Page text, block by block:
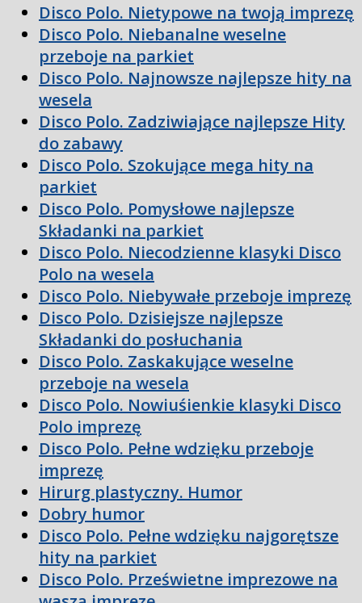
Disco Polo. Nietypowe na twoją imprezę
Disco Polo. Niebanalne weselne
przeboje na parkiet
Disco Polo. Najnowsze najlepsze hity na
wesela
Disco Polo. Zadziwiające najlepsze Hity
do zabawy
Disco Polo. Szokujące mega hity na
parkiet
Disco Polo. Pomysłowe najlepsze
Składanki na parkiet
Disco Polo. Niecodzienne klasyki Disco
Polo na wesela
Disco Polo. Niebywałe przeboje imprezę
Disco Polo. Dzisiejsze najlepsze
Składanki do posłuchania
Disco Polo. Zaskakujące weselne
przeboje na wesela
Disco Polo. Nowiuśienkie klasyki Disco
Polo imprezę
Disco Polo. Pełne wdzięku przeboje
imprezę
Hirurg plastyczny. Humor
Dobry humor
Disco Polo. Pełne wdzięku najgorętsze
hity na parkiet
Disco Polo. Prześwietne imprezowe na